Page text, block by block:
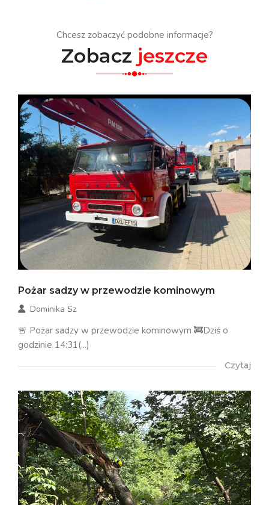
Chcesz zobaczyć podobne informacje?
Zobacz jeszcze
Pożar sadzy w przewodzie kominowym
Dominika Sz
🚨 Pożar sadzy w przewodzie kominowym 🚒Dziś o
godzinie 14:31(...)
Czytaj